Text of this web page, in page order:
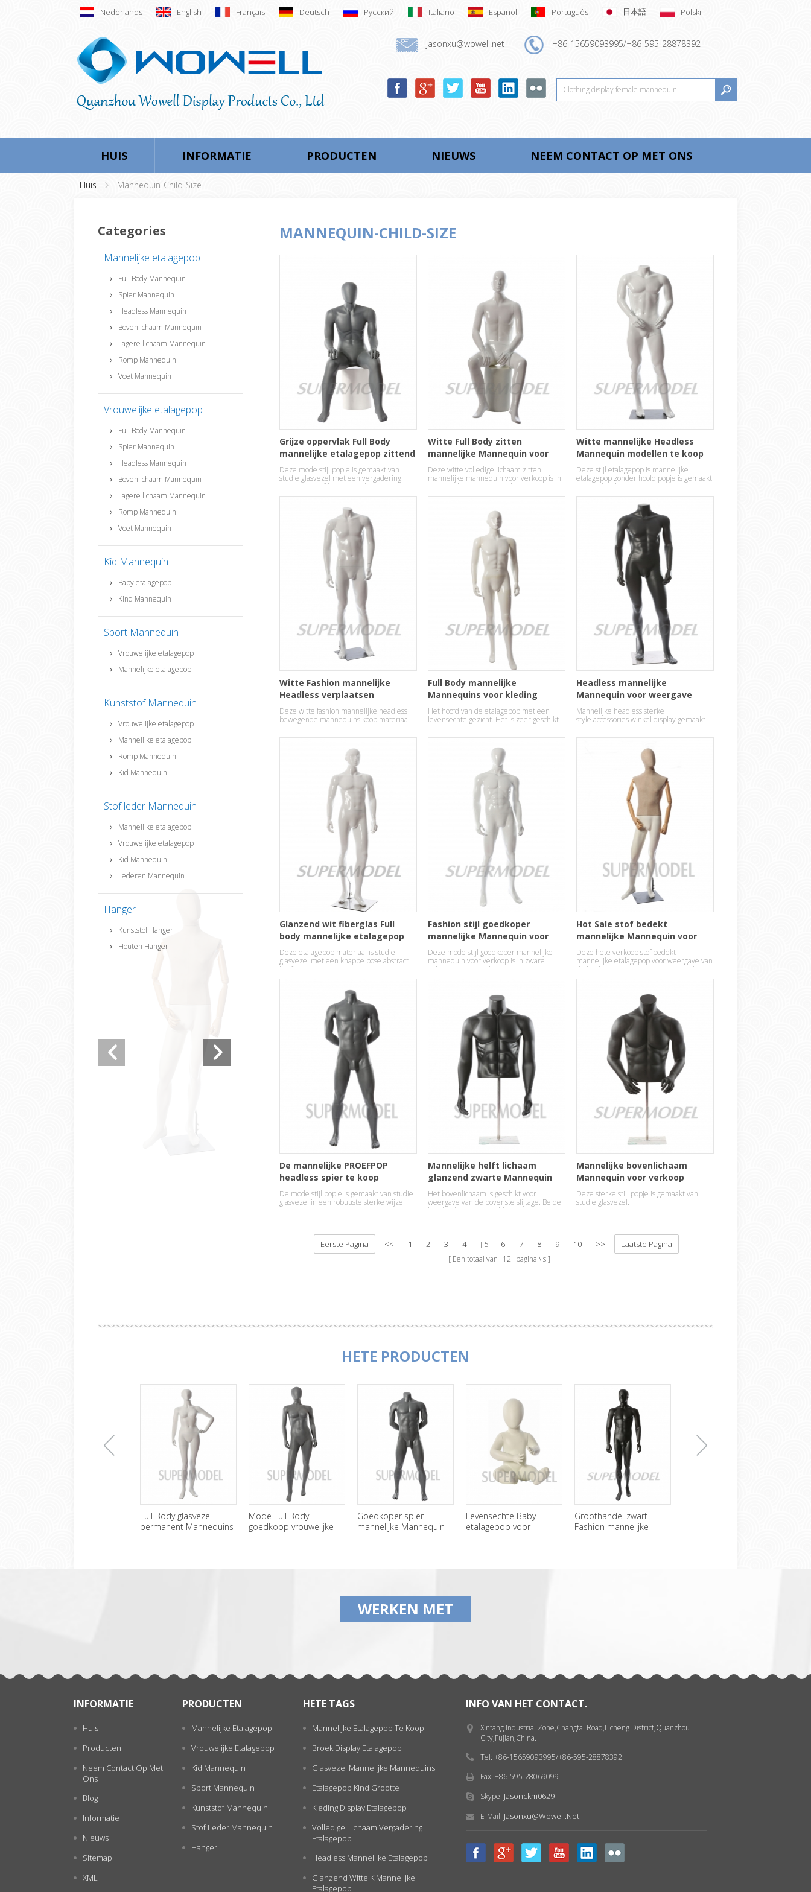
Nederlands English Français Deutsch Русский Italiano Español Português 日本語 Polski
jasonxu@wowell.net +86-15659093995/+86-595-28878392
HUIS INFORMATIE PRODUCTEN NIEUWS NEEM CONTACT OP MET ONS
Huis Mannequin-Child-Size
Categories
Mannelijke etalagepop
Full Body Mannequin
Spier Mannequin
Headless Mannequin
Bovenlichaam Mannequin
Lagere lichaam Mannequin
Romp Mannequin
Voet Mannequin
Vrouwelijke etalagepop
Full Body Mannequin
Spier Mannequin
Headless Mannequin
Bovenlichaam Mannequin
Lagere lichaam Mannequin
Romp Mannequin
Voet Mannequin
Kid Mannequin
Baby etalagepop
Kind Mannequin
Sport Mannequin
Vrouwelijke etalagepop
Mannelijke etalagepop
Kunststof Mannequin
Vrouwelijke etalagepop
Mannelijke etalagepop
Romp Mannequin
Kid Mannequin
Stof leder Mannequin
Mannelijke etalagepop
Vrouwelijke etalagepop
Kid Mannequin
Lederen Mannequin
Hanger
Kunststof Hanger
Houten Hanger
MANNEQUIN-CHILD-SIZE
Grijze oppervlak Full Body
mannelijke etalagepop zittend
Deze mode stijl popje is gemaakt van
studie glasvezel met een vergadering
pose. Het hoofd in mooie abstracte ei
ontwerp.
Witte Full Body zitten
mannelijke Mannequin voor
verkoop
Deze witte volledige lichaam zitten
mannelijke mannequin voor verkoop is in
zware polyester materiaal met een
vergadering pose.
Witte mannelijke Headless
Mannequin modellen te koop
Deze stijl etalagepop is mannelijke
etalagepop zonder hoofd popje is gemaakt
van studie glasvezel.
Witte Fashion mannelijke
Headless verplaatsen
Mannequins te koop
Deze witte fashion mannelijke headless
bewegende mannequins koop materiaal
in glasvezel.
Full Body mannelijke
Mannequins voor kleding
Display
Het hoofd van de etalagepop met een
levensechte gezicht. Het is zeer geschikt
voor vrijetijdskleding weergave.
Headless mannelijke
Mannequin voor weergave
Mannelijke headless sterke
style.accessories winkel display gemaakt
van studie glasvezel.
Glanzend wit fiberglas Full
body mannelijke etalagepop
Deze etalagepop materiaal is studie
glasvezel met een knappe pose.abstract
hoofden garantie een stijlvolle display.
Fashion stijl goedkoper
mannelijke Mannequin voor
verkoop
Deze mode stijl goedkoper mannelijke
mannequin voor verkoop is in zware
polyester materiaal.
Hot Sale stof bedekt
mannelijke Mannequin voor
kleding Display
Deze hete verkoop stof bedekt
mannelijke etalagepop voor weergave van
de kleding is in polyester romp met hout
handen.
De mannelijke PROEFPOP
headless spier te koop
De mode stijl popje is gemaakt van studie
glasvezel in een robuuste sterke wijze.
Mannelijke helft lichaam
glanzend zwarte Mannequin
voor weergave
Het bovenlichaam is geschikt voor
weergave van de bovenste slijtage. Beide
handen kunnen movable.
Mannelijke bovenlichaam
Mannequin voor verkoop
Deze sterke stijl popje is gemaakt van
studie glasvezel.
Eerste Pagina << 1 2 3 4 5 6 7 8 9 10 >> Laatste Pagina
Een totaal van 12 pagina \'s
HETE PRODUCTEN
Full Body glasvezel
permanent Mannequins
Mode Full Body
goedkoop vrouwelijke
Goedkoper spier
mannelijke Mannequin
Levensechte Baby
etalagepop voor
Groothandel zwart
Fashion mannelijke
WERKEN MET
INFORMATIE
Huis
Producten
Neem Contact Op Met
Ons
Blog
Informatie
Nieuws
Sitemap
XML
PRODUCTEN
Mannelijke Etalagepop
Vrouwelijke Etalagepop
Kid Mannequin
Sport Mannequin
Kunststof Mannequin
Stof Leder Mannequin
Hanger
HETE TAGS
Mannelijke Etalagepop Te Koop
Broek Display Etalagepop
Glasvezel Mannelijke Mannequins
Etalagepop Kind Grootte
Kleding Display Etalagepop
Volledige Lichaam Vergadering
Etalagepop
Headless Mannelijke Etalagepop
Glanzend Witte K Mannelijke
Etalagepop
INFO VAN HET CONTACT.
Xintang Industrial Zone,Changtai Road,Licheng District,Quanzhou
City,Fujian,China.
Tel: +86-15659093995/+86-595-28878392
Fax: +86-595-28069099
Skype: Jasonckm0629
E-Mail: Jasonxu@wowell.net